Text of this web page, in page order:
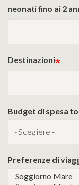
neonati fino ai 2
Destinazioni
Budget di spesa
Preferenze di